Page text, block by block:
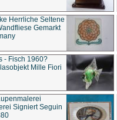
Herrliche Seltene
Gemarkt
- Fisch 1960?
Mille Fiori
Signiert Seguin